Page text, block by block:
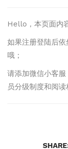
Hello，本页面内
如果注册登陆后
哦；
请添加微信小客
员分级制度和阅读